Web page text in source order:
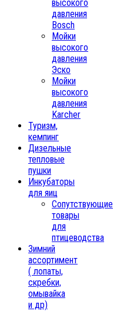
высокого
давления
Bosch
Мойки
высокого
давления
Эско
Мойки
высокого
давления
Karcher
Туризм,
кемпинг
Дизельные
тепловые
пушки
Инкубаторы
для яиц
Сопутствующие
товары
для
птицеводства
Зимний
ассортимент
( лопаты,
скребки,
омывайка
и др)